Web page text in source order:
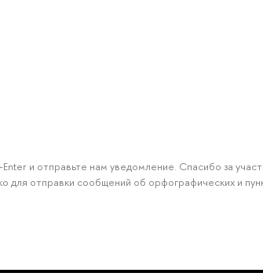
и отправьте нам уведомление. Спасибо за
для отправки сообщений об орфографических и